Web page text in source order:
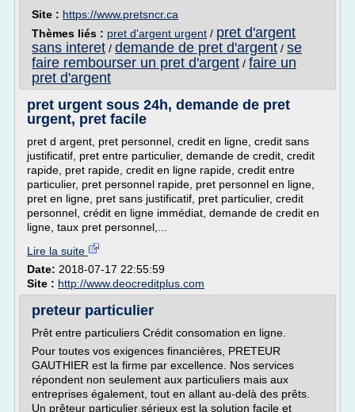
Site : https://www.pretsncr.ca
Thèmes liés : pret d'argent urgent / pret d'argent
sans interet / demande de pret d'argent / se
faire rembourser un pret d'argent / faire un
pret d'argent
pret urgent sous 24h, demande de pret
urgent, pret facile
pret d argent, pret personnel, credit en ligne, credit sans
justificatif, pret entre particulier, demande de credit, credit
rapide, pret rapide, credit en ligne rapide, credit entre
particulier, pret personnel rapide, pret personnel en ligne,
pret en ligne, pret sans justificatif, pret particulier, credit
personnel, crédit en ligne immédiat, demande de credit en
ligne, taux pret personnel,...
Lire la suite
Date: 2018-07-17 22:55:59
Site : http://www.deocreditplus.com
preteur particulier
Prêt entre particuliers Crédit consomation en ligne.
Pour toutes vos exigences financières, PRETEUR
GAUTHIER est la firme par excellence. Nos services
répondent non seulement aux particuliers mais aux
entreprises également, tout en allant au-delà des prêts.
Un prêteur particulier sérieux est la solution facile et